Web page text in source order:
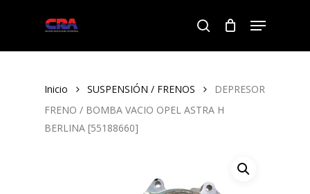
search
Menu
Inicio SUSPENSIÓN / FRENOS
DEPRESOR
FRENO / BOMBA VACIO OPEL ASTRA H
BERLINA [55188660]